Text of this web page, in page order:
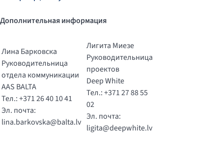
Дополнительная информация
Лина Барковска
Руководительница
отдела коммуникации
AAS BALTA
Тел.: +371 26 40 10 41
Эл. почта:
lina.barkovska@balta.lv
Лигита Миезе
Руководительница
проектов
Deep White
Тел.: +371 27 88 55
02
Эл. почта:
ligita@deepwhite.lv